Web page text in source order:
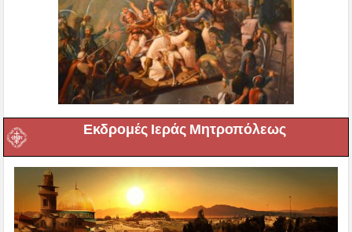
Εκδρομές Ιεράς Μητροπόλεως